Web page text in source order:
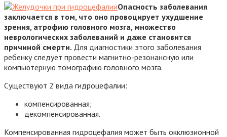
Опасность заболевания
заключается в том, что оно провоцирует ухудшение
зрения, атрофию головного мозга, множество
неврологических заболеваний и даже становится
причиной смерти. Для диагностики этого заболевания
ребенку следует провести магнитно-резонансную или
компьютерную томографию головного мозга.
Существуют 2 вида гидроцефалии:
компенсированная;
декомпенсированная.
Компенсированная гидроцефалия может быть окклюзионной